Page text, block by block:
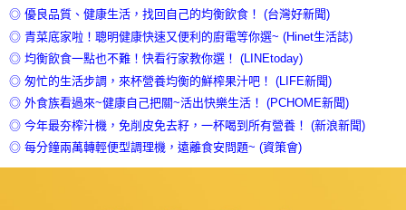
◎ 優良品質、健康生活，找回自己的均衡飲食！ (台灣好新聞)
◎ 青菜底家啦！聰明健康快速又便利的廚電等你選~ (Hinet生活誌)
◎ 均衡飲食一點也不難！快看行家教你選！ (LINEtoday)
◎ 匆忙的生活步調，來杯營養均衡的鮮榨果汁吧！ (LIFE新聞)
◎ 外食族看過來~健康自己把關~活出快樂生活！ (PCHOME新聞)
◎ 今年最夯榨汁機，免削皮免去籽，一杯喝到所有營養！ (新浪新聞)
◎ 每分鐘兩萬轉輕便型調理機，遠離食安問題~ (資策會)